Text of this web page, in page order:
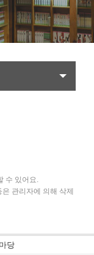
수 있어요.
관리자에 의해 삭제
당